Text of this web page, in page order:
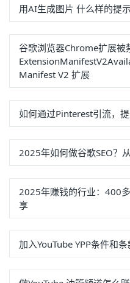
用AI生成图片 什么样的提
谷歌浏览器Chrome扩展被
Manifest V2 扩展
如何通过Pinterest引流，提
2025年如何做谷歌SEO？
2025年赚钱的行业：400
享
加入YouTube YPP条件和